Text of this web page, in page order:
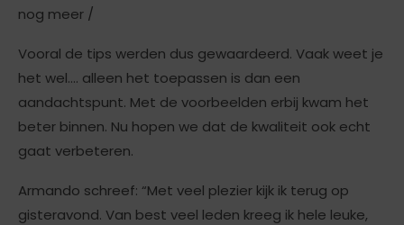
nog meer /
Vooral de tips werden dus gewaardeerd. Vaak weet je
het wel…. alleen het toepassen is dan een
aandachtspunt. Met de voorbeelden erbij kwam het
beter binnen. Nu hopen we dat de kwaliteit ook echt
gaat verbeteren.
Armando schreef: “Met veel plezier kijk ik terug op
gisteravond. Van best veel leden kreeg ik hele leuke,